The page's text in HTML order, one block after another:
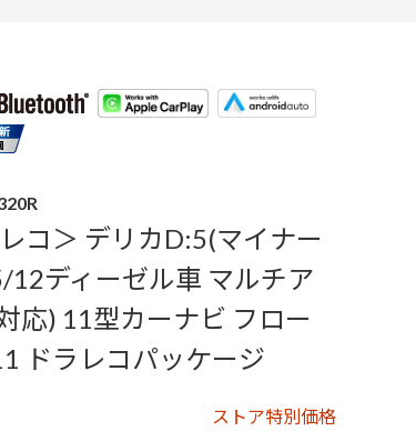
コ＞ デリカD:5(マイナー
ディーゼル車 マルチア
応) 11型カーナビ フロー
ドラレコパッケージ
ストア特別価格